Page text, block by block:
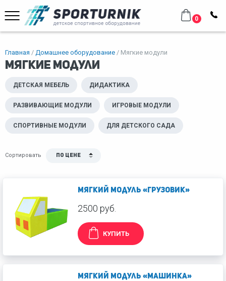
0
Главная Домашнее оборудование Мягкие модули
Мягкие модули
ДЕТСКАЯ МЕБЕЛЬ ДИДАКТИКА
РАЗВИВАЮЩИЕ МОДУЛИ ИГРОВЫЕ МОДУЛИ
СПОРТИВНЫЕ МОДУЛИ ДЛЯ ДЕТСКОГО САДА
Сортировать По цене
Мягкий модуль «Грузовик»
2500 руб.
КУПИТЬ
Мягкий модуль «Машинка»